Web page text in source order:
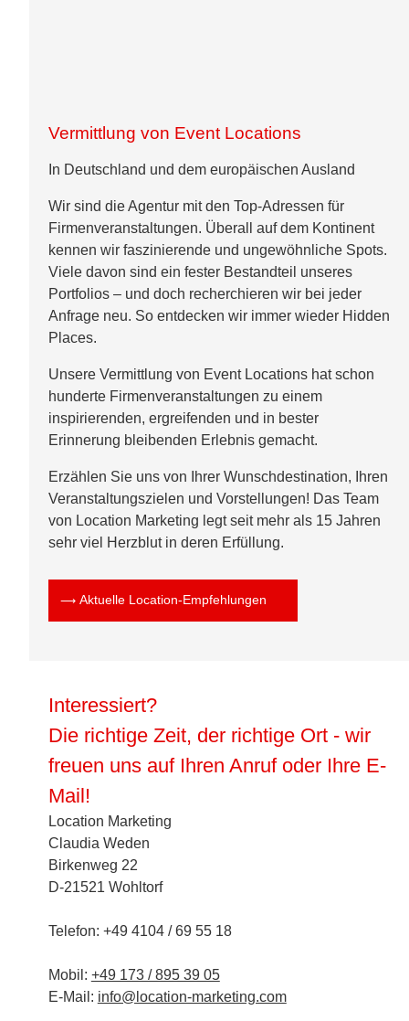
Vermittlung von Event Locations
In Deutschland und dem europäischen Ausland
Wir sind die Agentur mit den Top-Adressen für
Firmenveranstaltungen. Überall auf dem Kontinent
kennen wir faszinierende und ungewöhnliche Spots.
Viele davon sind ein fester Bestandteil unseres
Portfolios – und doch recherchieren wir bei jeder
Anfrage neu. So entdecken wir immer wieder Hidden
Places.
Unsere Vermittlung von Event Locations hat schon
hunderte Firmenveranstaltungen zu einem
inspirierenden, ergreifenden und in bester
Erinnerung bleibenden Erlebnis gemacht.
Erzählen Sie uns von Ihrer Wunschdestination, Ihren
Veranstaltungszielen und Vorstellungen! Das Team
von Location Marketing legt seit mehr als 15 Jahren
sehr viel Herzblut in deren Erfüllung.
Aktuelle Location-Empfehlungen
Interessiert?
Die richtige Zeit, der richtige Ort - wir
freuen uns auf Ihren Anruf oder Ihre E-
Mail!
Location Marketing
Claudia Weden
Birkenweg 22
D-21521 Wohltorf
Telefon: +49 4104 / 69 55 18
Mobil: +49 173 / 895 39 05
E-Mail: info@location-marketing.com